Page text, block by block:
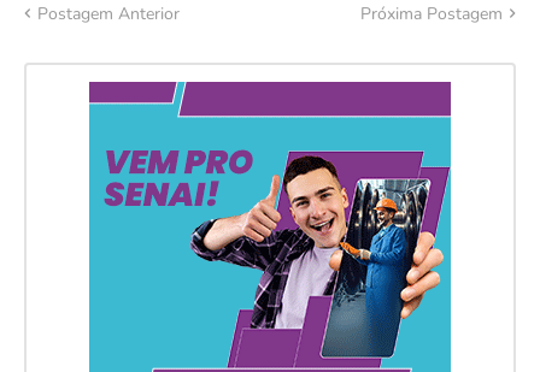
Postagem Anterior Próxima Postagem